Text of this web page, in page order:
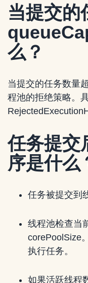
当提交的
么？
当提交的任务数量
程池的拒绝策略。
任务提交
序是什么
任务被提交到
线程池检查当
corePoolSize
执行任务。
如果活跃线程